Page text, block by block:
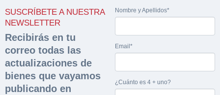
SUSCRÍBETE A NUESTRA
NEWSLETTER
Recibirás en tu
correo todas las
actualizaciones de
bienes que vayamos
publicando en
Nombre y Apellidos*
Email*
¿Cuánto es 4 + uno?
documentación
sobre la peritación
Rellene este formulario y recibirá en su email el
enlace para descargar la documentación
Nombre y Apellidos*
Razón social* CIF/DNI Ofertante*
Teléfono* Email*
Nombre y Apellidos*
Sobre Merfinsa
Venta de bienes muebles